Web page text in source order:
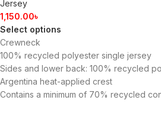
Jersey
1,150.00৳
Select options
Crewneck
100% recycled polyester single jersey
Sides and lower back: 100% recycled
Argentina heat-applied crest
Contains a minimum of 70% recycled